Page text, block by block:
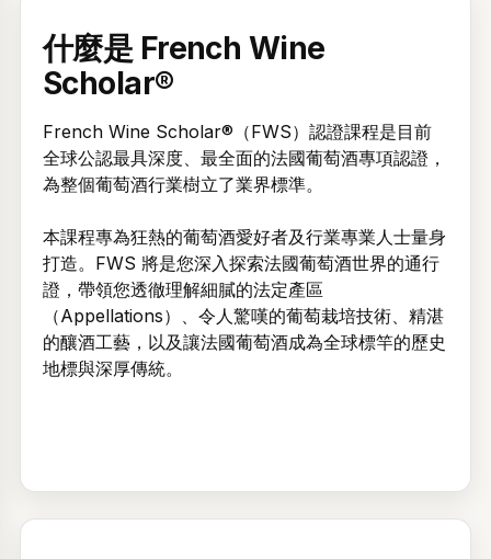
什麼是 French Wine
Scholar®
French Wine Scholar®（FWS）認證課程是目前
全球公認最具深度、最全面的法國葡萄酒專項認證，
為整個葡萄酒行業樹立了業界標準。
本課程專為狂熱的葡萄酒愛好者及行業專業人士量身
打造。FWS 將是您深入探索法國葡萄酒世界的通行
證，帶領您透徹理解細膩的法定產區
（Appellations）、令人驚嘆的葡萄栽培技術、精湛
的釀酒工藝，以及讓法國葡萄酒成為全球標竿的歷史
地標與深厚傳統。